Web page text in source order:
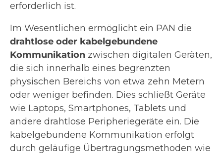
erforderlich ist.
Im Wesentlichen ermöglicht ein PAN die
drahtlose oder kabelgebundene
Kommunikation zwischen digitalen Geräten,
die sich innerhalb eines begrenzten
physischen Bereichs von etwa zehn Metern
oder weniger befinden. Dies schließt Geräte
wie Laptops, Smartphones, Tablets und
andere drahtlose Peripheriegeräte ein. Die
kabelgebundene Kommunikation erfolgt
durch geläufige Übertragungsmethoden wie